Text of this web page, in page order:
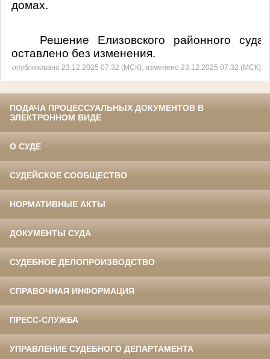
домах.
Решение Елизовского районного суда
оставлено без изменения.
опубликовано 23.12.2025 07:32 (МСК), изменено 23.12.2025 07:32 (МСК)
ПОДАЧА ПРОЦЕССУАЛЬНЫХ ДОКУМЕНТОВ В
ЭЛЕКТРОННОМ ВИДЕ
О СУДЕ
СУДЕЙСКОЕ СООБЩЕСТВО
НОРМАТИВНЫЕ АКТЫ
ДОКУМЕНТЫ СУДА
СУДЕБНОЕ ДЕЛОПРОИЗВОДСТВО
СПРАВОЧНАЯ ИНФОРМАЦИЯ
ПРЕСС-СЛУЖБА
УПРАВЛЕНИЕ СУДЕБНОГО ДЕПАРТАМЕНТА